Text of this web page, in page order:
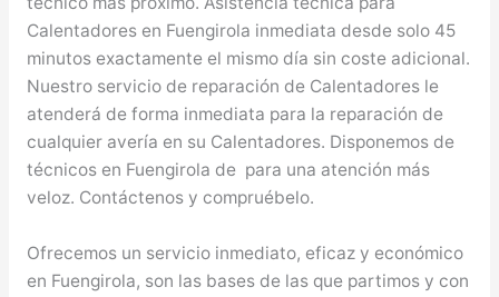
Calentadores en Fuengirola inmediata desde solo 45
minutos exactamente el mismo día sin coste adicional.
Nuestro servicio de reparación de Calentadores le
atenderá de forma inmediata para la reparación de
cualquier avería en su Calentadores. Disponemos de
técnicos en Fuengirola de para una atención más
veloz. Contáctenos y compruébelo.
Ofrecemos un servicio inmediato, eficaz y económico
en Fuengirola, son las bases de las que partimos y con